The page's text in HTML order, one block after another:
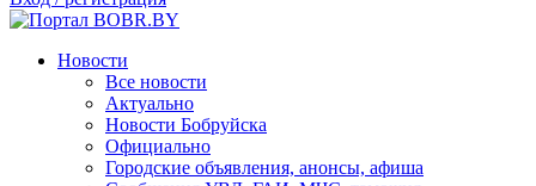
Новости
Все новости
Актуально
Новости Бобруйска
Официально
Городские объявления, анонсы, афиша